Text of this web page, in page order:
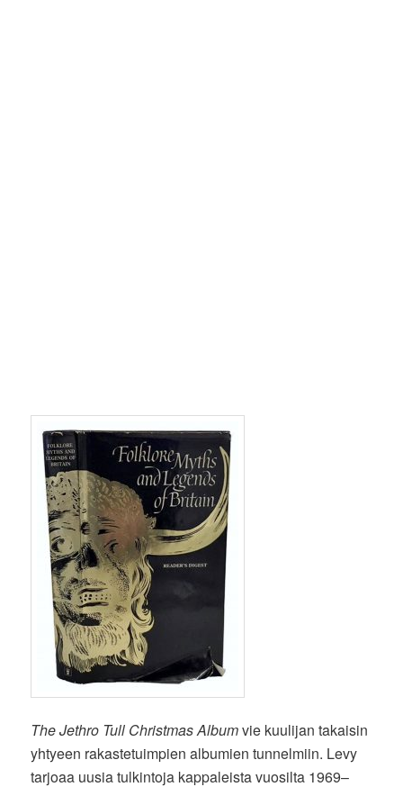
The Jethro Tull Christmas Albumvie kuulijan takaisin
yhtyeen rakastetuimpien albumien tunnelmiin. Levy
tarjoaa uusia tulkintoja kappaleista vuosilta 1969–